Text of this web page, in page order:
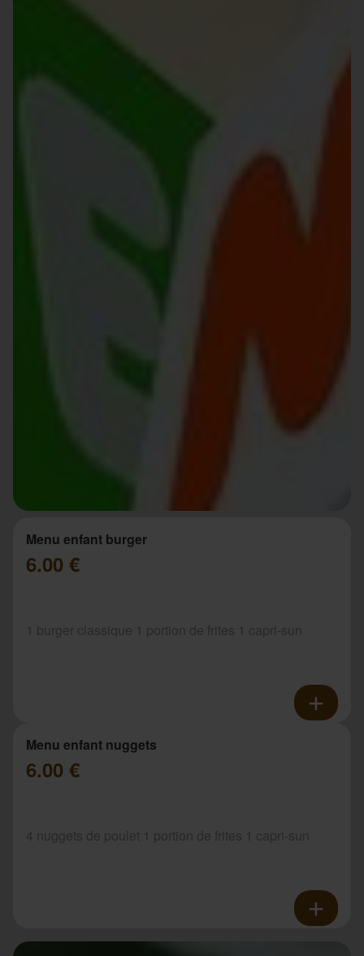
Menu enfant burger
6.00 €
Menu enfant nuggets
6.00 €